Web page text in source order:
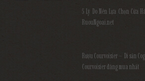
5 Lý Do Nên Lựa Chọn Cửa
RuouNgoai.net
Rượu Courvoisier – Di sản
Courvoisier đáng mua nhất